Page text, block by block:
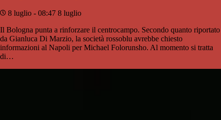
8 luglio - 08:47 8 luglio
Il Bologna punta a rinforzare il centrocampo. Secondo quanto riportato
da Gianluca Di Marzio, la società rossoblu avrebbe chiesto
informazioni al Napoli per Michael Folorunsho. Al momento si tratta
di…